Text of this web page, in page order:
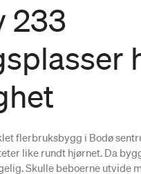
233
flerbruksbygg i Bodø
like rundt hjørnet. Da
Skulle beboerne utvide